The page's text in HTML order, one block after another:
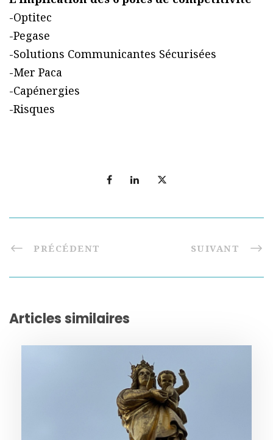
-Optitec
-Pegase
-Solutions Communicantes Sécurisées
-Mer Paca
-Capénergies
-Risques
PRÉCÉDENT SUIVANT
Articles similaires